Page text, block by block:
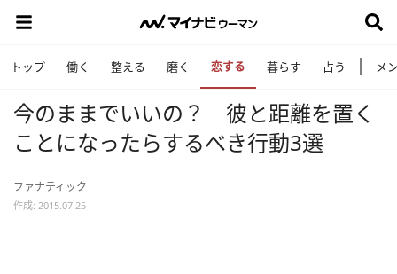
トップ 働く 整える 磨く 恋する 暮らす 占う メ
今のままでいいの？ 彼と距離を置く
ことになったらするべき行動3選
ファナティック
作成: 2015.07.25